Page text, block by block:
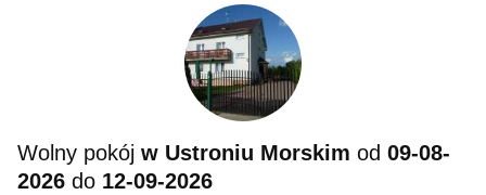
Wolny pokój w Ustroniu Morskim od 09-08-
2026 do 12-09-2026